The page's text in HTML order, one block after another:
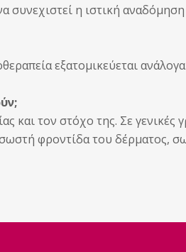
συνεχιστεί η ιστική
εξατομικεύεται
και τον στόχο της. Σε γενικές
φροντίδα του δέρματος,